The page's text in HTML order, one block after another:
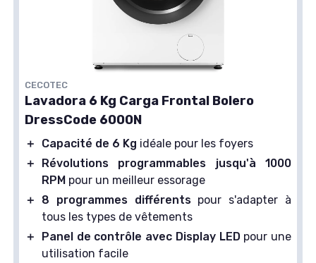
CECOTEC
Lavadora 6 Kg Carga Frontal Bolero
DressCode 6000N
＋ Capacité de 6 Kg idéale pour les foyers
＋
Révolutions programmables jusqu'à 1000
RPM pour un meilleur essorage
＋
8 programmes différentspour s'adapter à
tous les types de vêtements
＋
Panel de contrôle avec Display LED pour une
utilisation facile